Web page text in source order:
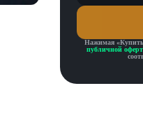
Нажимая «Купить
публичной